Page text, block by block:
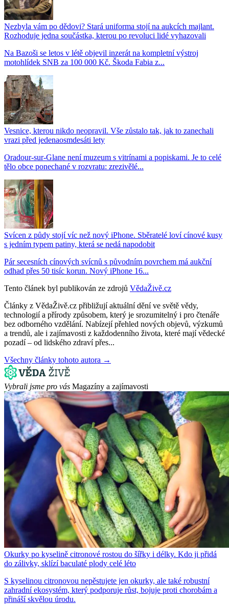
Nezbyla vám po dědovi? Stará uniforma stojí na aukcích majlant.
Rozhoduje jedna součástka, kterou po revoluci lidé vyhazovali
Na Bazoši se letos v létě objevil inzerát na kompletní výstroj
motohlídek SNB za 100 000 Kč. Škoda Fabia z...
Vesnice, kterou nikdo neopravil. Vše zůstalo tak, jak to zanechali
vrazi před jedenaosmdesáti lety
Oradour-sur-Glane není muzeum s vitrínami a popiskami. Je to celé
tělo obce ponechané v rozvratu: zrezivělé...
Svícen z půdy stojí víc než nový iPhone. Sběratelé loví cínové kusy
s jedním typem patiny, která se nedá napodobit
Pár secesních cínových svícnů s původním povrchem má aukční
odhad přes 50 tisíc korun. Nový iPhone 16...
Tento článek byl publikován ze zdrojů VědaŽivě.cz
Články z VědaŽivě.cz přibližují aktuální dění ve světě vědy,
technologií a přírody způsobem, který je srozumitelný i pro čtenáře
bez odborného vzdělání. Nabízejí přehled nových objevů, výzkumů
a trendů, ale i zajímavosti z každodenního života, které mají vědecké
pozadí – od lidského zdraví přes...
Všechny články tohoto autora →
Vybrali jsme pro vás Magazíny a zajímavosti
Okurky po kyselině citronové rostou do šířky i délky. Kdo ji přidá
do zálivky, sklízí baculaté plody celé léto
S kyselinou citronovou nepěstujete jen okurky, ale také robustní
zahradní ekosystém, který podporuje růst, bojuje proti chorobám a
přináší skvělou úrodu.